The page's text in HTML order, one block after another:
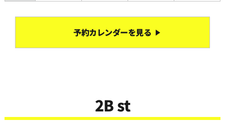
予約カレンダーを見る
2B st